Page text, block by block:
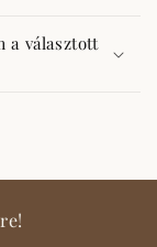
a választott